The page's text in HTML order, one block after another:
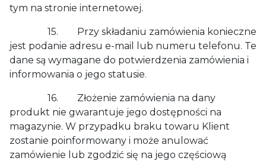
tym na stronie internetowej.
15. Przy składaniu zamówienia konieczne
jest podanie adresu e-mail lub numeru telefonu. Te
dane są wymagane do potwierdzenia zamówienia i
informowania o jego statusie.
16. Złożenie zamówienia na dany
produkt nie gwarantuje jego dostępności na
magazynie. W przypadku braku towaru Klient
zostanie poinformowany i może anulować
zamówienie lub zgodzić się na jego częściową